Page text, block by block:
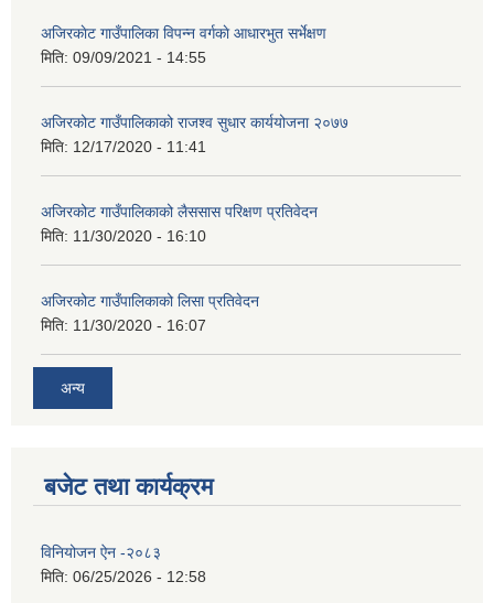
अजिरकाेट गाउँपालिका विपन्न वर्गकाे आधारभुत सर्भेक्षण
मिति: 09/09/2021 - 14:55
अजिरकोट गाउँपालिकाको राजश्व सुधार कार्ययोजना २०७७
मिति: 12/17/2020 - 11:41
अजिरकोट गाउँपालिकाको लैससास परिक्षण प्रतिवेदन
मिति: 11/30/2020 - 16:10
अजिरकोट गाउँपालिकाको लिसा प्रतिवेदन
मिति: 11/30/2020 - 16:07
अन्य
बजेट तथा कार्यक्रम
विनियोजन ऐन -२०८३
मिति: 06/25/2026 - 12:58